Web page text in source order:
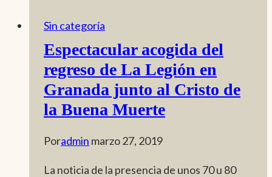
Sin categoría
Espectacular acogida del
regreso de La Legión en
Granada junto al Cristo de
la Buena Muerte
Poradmin marzo 27, 2019
La noticia de la presencia de unos 70 u 80